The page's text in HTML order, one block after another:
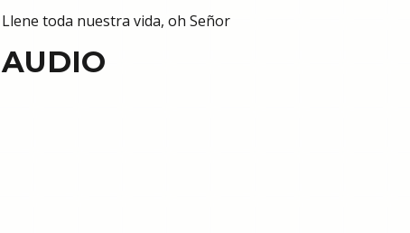
Llene toda nuestra vida, oh Señor
AUDIO